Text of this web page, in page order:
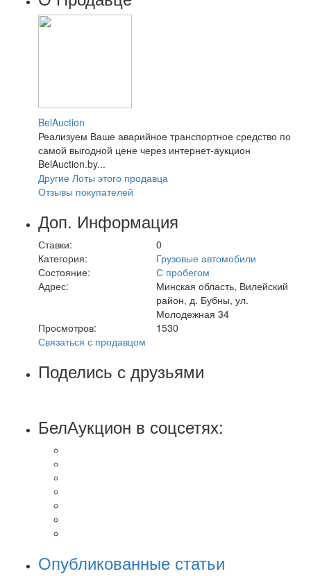
BelAuction
Реализуем Ваше аварийное транспортное средство по
самой выгодной цене через интернет-аукцион
BelAuction.by...
Другие Лоты этого продавца
Отзывы покупателей
Доп. Информация
Ставки:
0
Категория:
Грузовые автомобили
Состояние:
С пробегом
Адрес:
Минская область, Вилейский
район, д. Бубны, ул.
Молодежная 34
Просмотров:
1530
Связаться с продавцом
Поделись с друзьями
БелАукцион в соцсетях:
Опубликованные статьи